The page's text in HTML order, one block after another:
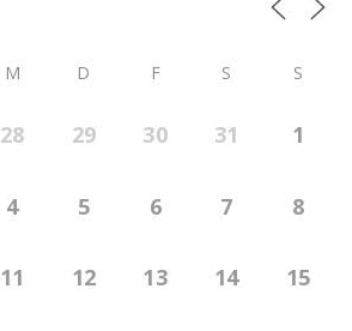
M D F S S
28 29 30 31 1
4 5 6 7 8
11 12 13 14 15